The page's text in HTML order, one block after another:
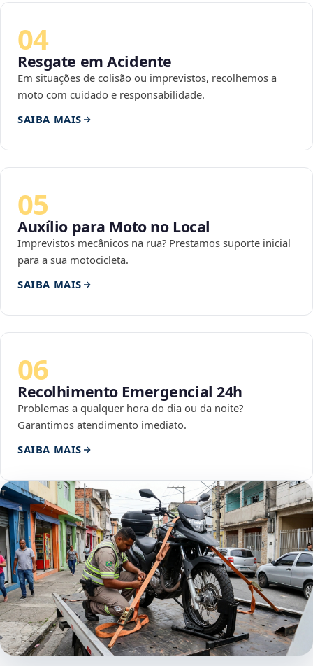
04
Resgate em Acidente
Em situações de colisão ou imprevistos, recolhemos a
moto com cuidado e responsabilidade.
SAIBA MAIS
05
Auxílio para Moto no Local
Imprevistos mecânicos na rua? Prestamos suporte inicial
para a sua motocicleta.
SAIBA MAIS
06
Recolhimento Emergencial 24h
Problemas a qualquer hora do dia ou da noite?
Garantimos atendimento imediato.
SAIBA MAIS